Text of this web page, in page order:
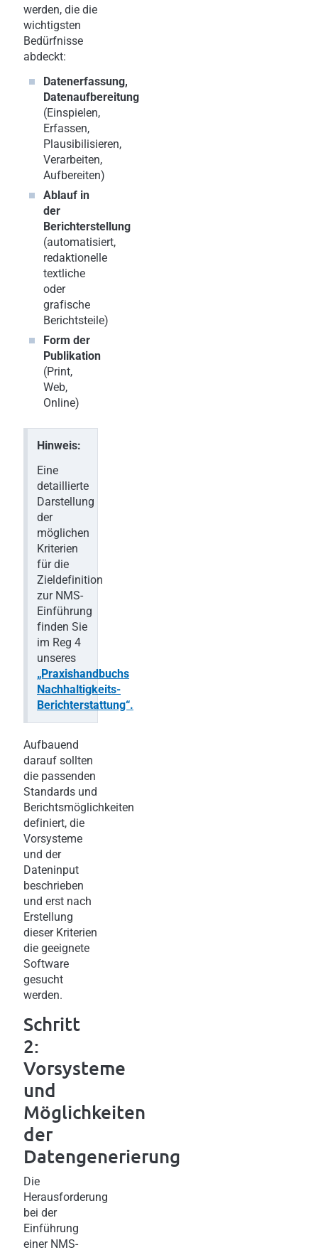
werden, die die
wichtigsten
Bedürfnisse
abdeckt:
Datenerfassung,
Datenaufbereitung
(Einspielen,
Erfassen,
Plausibilisieren,
Verarbeiten,
Aufbereiten)
Ablauf in
der
Berichterstellung
(automatisiert,
redaktionelle
textliche
oder
grafische
Berichtsteile)
Form der
Publikation
(Print,
Web,
Online)
Hinweis:
Eine
detaillierte
Darstellung
der
möglichen
Kriterien
für die
Zieldefinition
zur NMS-
Einführung
finden Sie
im Reg 4
unseres
„Praxishandbuchs
Nachhaltigkeits-
Berichterstattung“.
Aufbauend
darauf sollten
die passenden
Standards und
Berichtsmöglichkeiten
definiert, die
Vorsysteme
und der
Dateninput
beschrieben
und erst nach
Erstellung
dieser Kriterien
die geeignete
Software
gesucht
werden.
Schritt
2:
Vorsysteme
und
Möglichkeiten
der
Datengenerierung
Die
Herausforderung
bei der
Einführung
einer NMS-